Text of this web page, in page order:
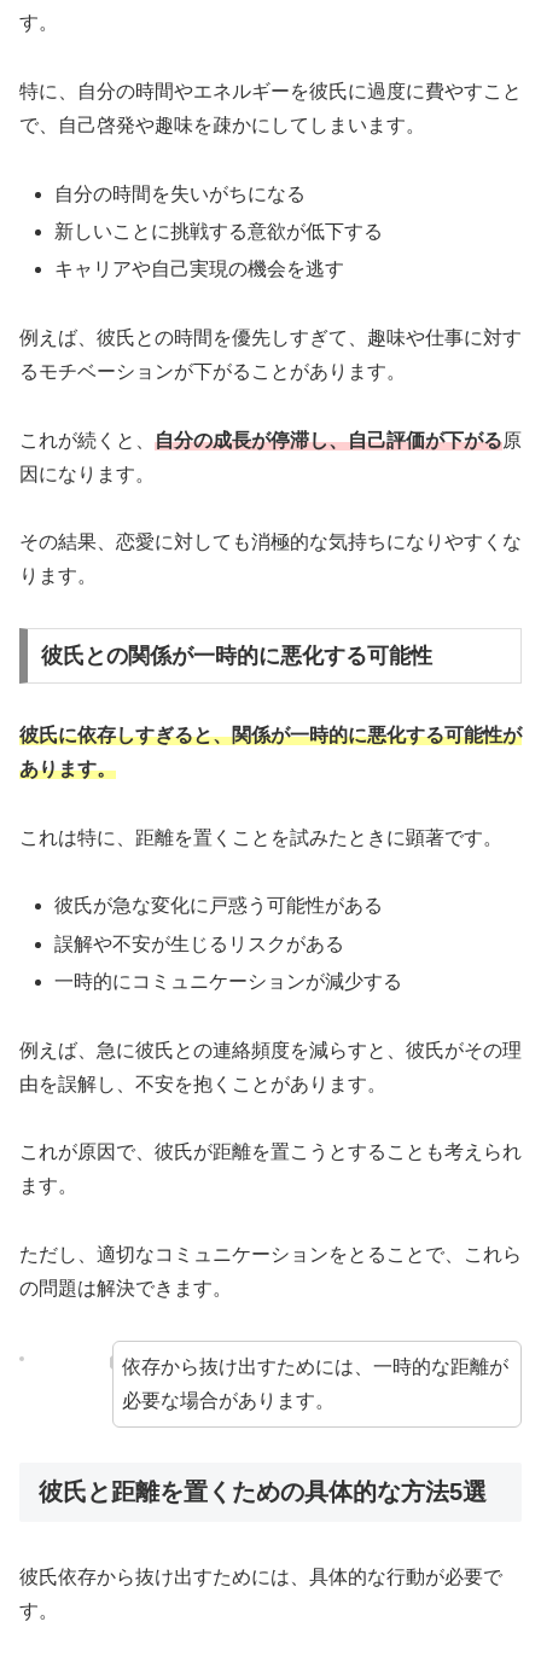
す。
特に、自分の時間やエネルギーを彼氏に過度に費やすこと
で、自己啓発や趣味を疎かにしてしまいます。
自分の時間を失いがちになる
新しいことに挑戦する意欲が低下する
キャリアや自己実現の機会を逃す
例えば、彼氏との時間を優先しすぎて、趣味や仕事に対す
るモチベーションが下がることがあります。
これが続くと、 自分の成長が停滞し、自己評価が下がる原
因になります。
その結果、恋愛に対しても消極的な気持ちになりやすくな
ります。
彼氏との関係が一時的に悪化する可能性
彼氏に依存しすぎると、関係が一時的に悪化する可能性が
あります。
これは特に、距離を置くことを試みたときに顕著です。
彼氏が急な変化に戸惑う可能性がある
誤解や不安が生じるリスクがある
一時的にコミュニケーションが減少する
例えば、急に彼氏との連絡頻度を減らすと、彼氏がその理
由を誤解し、不安を抱くことがあります。
これが原因で、彼氏が距離を置こうとすることも考えられ
ます。
ただし、適切なコミュニケーションをとることで、これら
の問題は解決できます。
依存から抜け出すためには、一時的な距離が
必要な場合があります。
彼氏と距離を置くための具体的な方法5選
彼氏依存から抜け出すためには、具体的な行動が必要で
す。